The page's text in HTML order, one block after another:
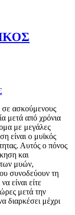
σε ασκούμενους
μετά από χρόνια
με μεγάλες
είναι ο μυϊκός
Αυτός ο πόνος
και
των μυών,
συνοδεύουν τη
είναι είτε
μετά την
διαρκέσει μέχρι